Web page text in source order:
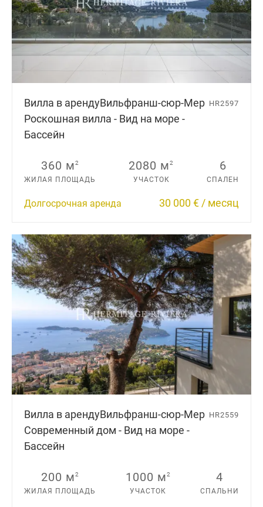
Вилла в арендуВильфранш-сюр-Мер
Роскошная вилла - Вид на море -
Бассейн
HR2597
360 м2
ЖИЛАЯ ПЛОЩАДЬ
2080 м2
УЧАСТОК
6
СПАЛЕН
Долгосрочная аренда 30 000 € / месяц
Вилла в арендуВильфранш-сюр-Мер
Современный дом - Вид на море -
Бассейн
HR2559
200 м2
ЖИЛАЯ ПЛОЩАДЬ
1000 м2
УЧАСТОК
4
СПАЛЬНИ